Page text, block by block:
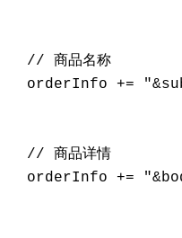
  // 商品名称
orderInfo +=
  // 商品详情
orderInfo +=